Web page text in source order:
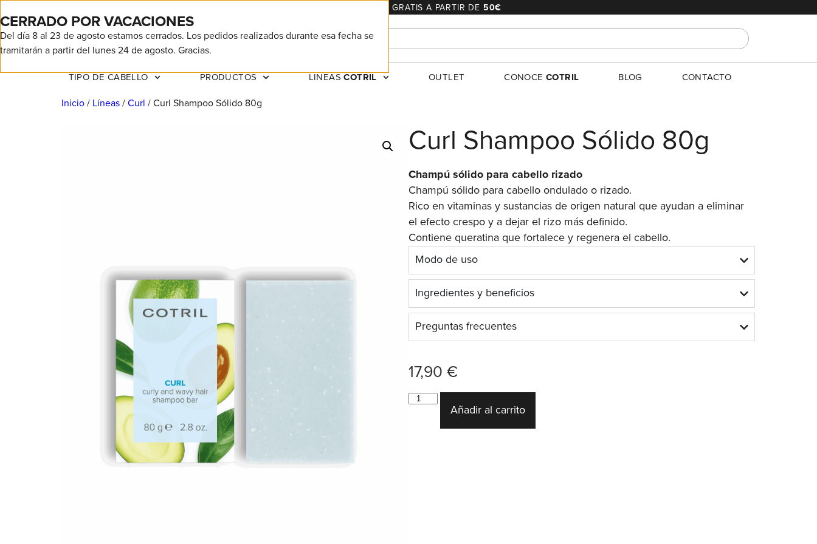
. – GRATIS A PARTIR DE 50€
TIPO DE CABELLO PRODUCTOS LINEASCOTRIL OUTLET CONOCECOTRIL BLOG CONTACTO
Inicio / Líneas / Curl / Curl Shampoo Sólido 80g
Curl Shampoo Sólido 80g
Champú sólido para cabello rizado
Champú sólido para cabello ondulado o rizado.
Rico en vitaminas y sustancias de origen natural que ayudan a eliminar
el efecto crespo y a dejar el rizo más definido.
Contiene queratina que fortalece y regenera el cabello.
Modo de uso
Ingredientes y beneficios
Preguntas frecuentes
17,90 €
Añadir al carrito
CERRADO POR VACACIONES
Del día 8 al 23 de agosto estamos cerrados. Los pedidos realizados durante esa fecha se
tramitarán a partir del lunes 24 de agosto. Gracias.